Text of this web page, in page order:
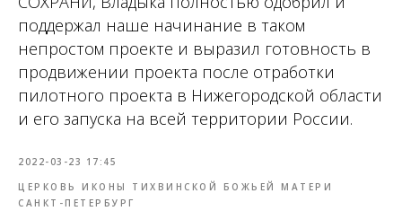
поддержал наше начинание в таком
непростом проекте и выразил готовность в
продвижении проекта после отработки
пилотного проекта в Нижегородской области
и его запуска на всей территории России.
2022-03-23 17:45
ЦЕРКОВЬ ИКОНЫ ТИХВИНСКОЙ БОЖЬЕЙ МАТЕРИ
САНКТ-ПЕТЕРБУРГ